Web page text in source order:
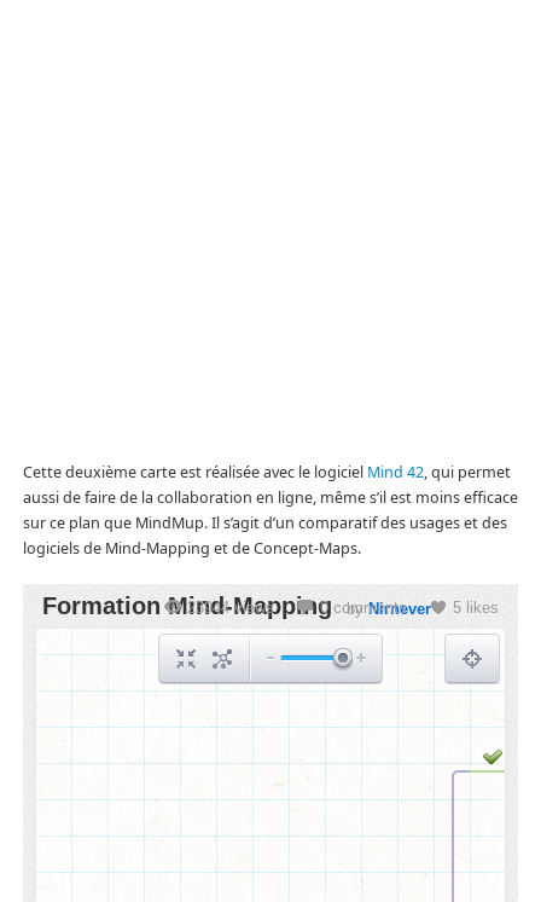
Cette deuxième carte est réalisée avec le logicielMind 42, qui permet
aussi de faire de la collaboration en ligne, même s’il est moins efficace
sur ce plan que MindMup. Il s’agit d’un comparatif des usages et des
logiciels de Mind-Mapping et de Concept-Maps.